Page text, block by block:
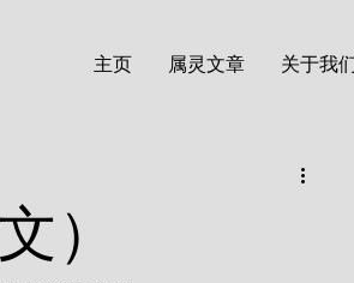
主页 属灵文章 关于我
）